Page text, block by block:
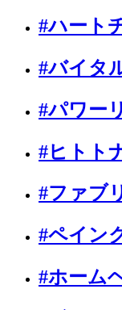
#ハート
#バイタ
#パワー
#ヒトト
#ファブ
#ペイン
#ホーム